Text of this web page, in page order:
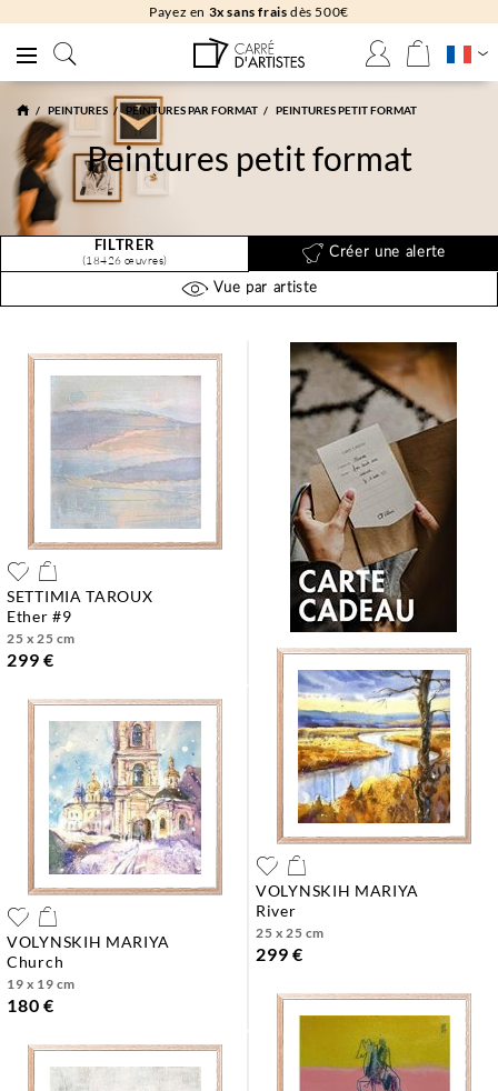
Livraisongratuiteen galerie
PEINTURES PEINTURES PAR FORMAT PEINTURES PETIT FORMAT
Peintures petit format
FILTRER
(18426 œuvres)
Créer une alerte
Vue par artiste
SETTIMIA TAROUX
ether #9
25 x 25 cm
299 €
VOLYNSKIH MARIYA
church
19 x 19 cm
180 €
VOLYNSKIH MARIYA
river
25 x 25 cm
299 €